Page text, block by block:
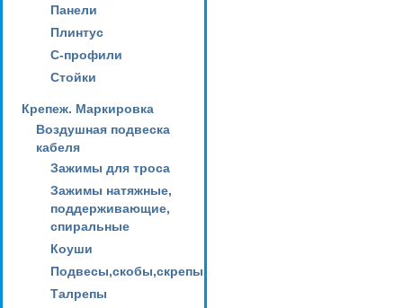
Панели
Плинтус
С-профили
Стойки
Крепеж. Маркировка
Воздушная подвеска
кабеля
Зажимы для троса
Зажимы натяжные,
поддерживающие,
спиральные
Коуши
Подвесы,скобы,скрепы
Талрепы